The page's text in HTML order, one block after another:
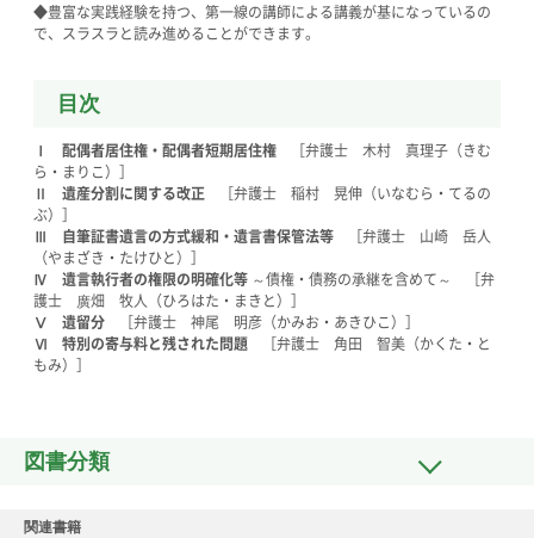
◆豊富な実践経験を持つ、第一線の講師による講義が基になっているの
で、スラスラと読み進めることができます。
目次
Ⅰ 配偶者居住権・配偶者短期居住権 ［弁護士 木村 真理子（きむ
ら・まりこ）］
Ⅱ 遺産分割に関する改正 ［弁護士 稲村 晃伸（いなむら・てるの
ぶ）］
Ⅲ 自筆証書遺言の方式緩和・遺言書保管法等
［弁護士 山崎 岳人
（やまざき・たけひと）］
Ⅳ 遺言執行者の権限の明確化等 ～債権・債務の承継を含めて～ ［弁
護士 廣畑 牧人（ひろはた・まきと）］
Ⅴ 遺留分 ［弁護士 神尾 明彦（かみお・あきひこ）］
Ⅵ 特別の寄与料と残された問題
［弁護士 角田 智美（かくた・と
もみ）］
図書分類
関連書籍